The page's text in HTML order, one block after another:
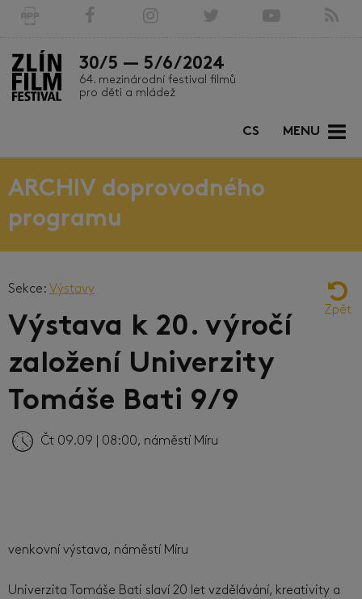
30/5 — 5/6/2024
64. mezinárodní festival filmů
pro děti a mládež
MENU
CS
ARCHIV doprovodného
programu
Zpět
Sekce: Výstavy
Výstava k 20. výročí
založení Univerzity
Tomáše Bati 9/9
Čt 09.09 | 08:00, náměstí Míru
venkovní výstava, náměstí Míru
Univerzita Tomáše Bati slaví 20 let vzdělávání, kreativity a